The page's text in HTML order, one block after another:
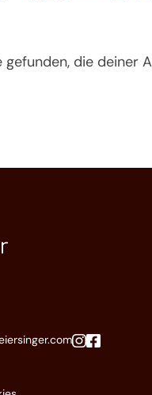
gefunden, die deiner